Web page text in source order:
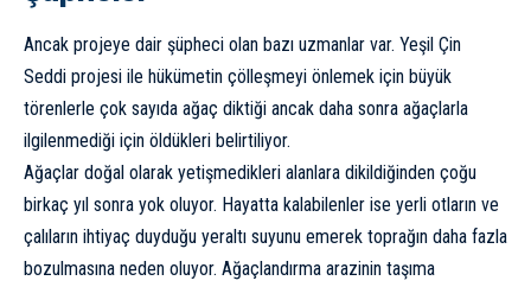
Ancak projeye dair şüpheci olan bazı uzmanlar var. Yeşil Çin
Seddi projesi ile hükümetin çölleşmeyi önlemek için büyük
törenlerle çok sayıda ağaç diktiği ancak daha sonra ağaçlarla
ilgilenmediği için öldükleri belirtiliyor.
Ağaçlar doğal olarak yetişmedikleri alanlara dikildiğinden çoğu
birkaç yıl sonra yok oluyor. Hayatta kalabilenler ise yerli otların ve
çalıların ihtiyaç duyduğu yeraltı suyunu emerek toprağın daha fazla
bozulmasına neden oluyor. Ağaçlandırma arazinin taşıma